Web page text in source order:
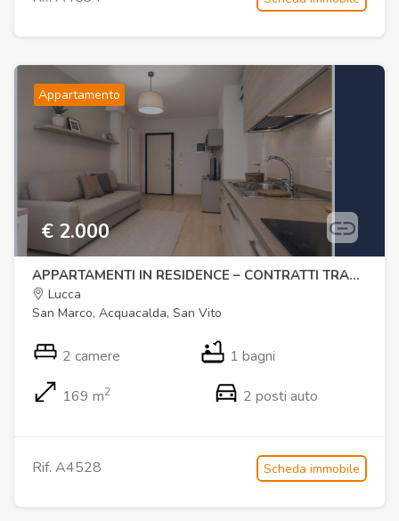
Appartamento
€ 2.000
APPARTAMENTI IN RESIDENCE – CONTRATTI TRANSITORI DI 12 MESI
Lucca
San Marco, Acquacalda, San Vito
2 camere 1 bagni
169 m2 2 posti auto
Rif. A4528 Scheda immobile